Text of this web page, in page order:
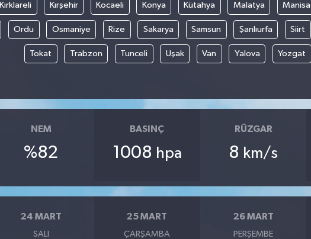
Kırklareli Kırşehir Kocaeli Konya Kütahya Malatya Manisa
Ordu Osmaniye Rize Sakarya Samsun Şanlıurfa Siirt
Tokat Trabzon Tunceli Uşak Van Yalova Yozgat
NEM
%82
BASINÇ
1008 hpa
RÜZGAR
8 km/s
24 MART
SALI
25 MART
ÇARŞAMBA
26 MART
PERŞEMBE